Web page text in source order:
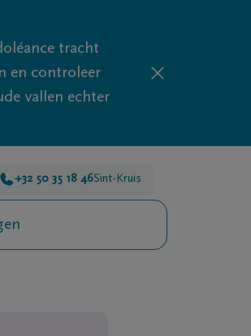
tracht
en controleer
vallen echter
+32 50 35 18 46Sint-Kruis